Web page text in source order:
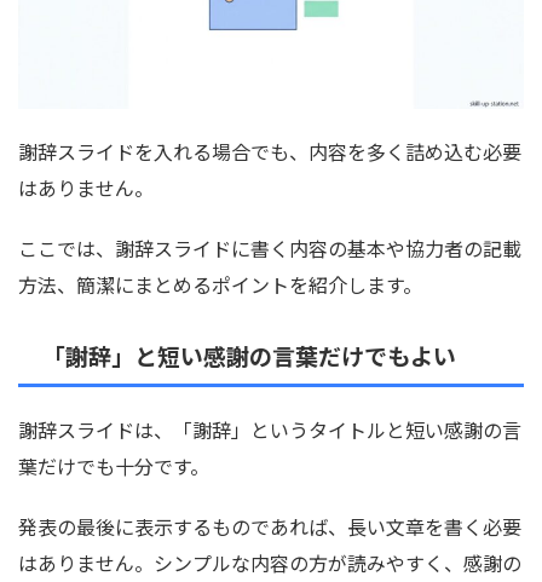
謝辞スライドを入れる場合でも、内容を多く詰め込む必要
はありません。
ここでは、謝辞スライドに書く内容の基本や協力者の記載
方法、簡潔にまとめるポイントを紹介します。
「謝辞」と短い感謝の言葉だけでもよい
謝辞スライドは、「謝辞」というタイトルと短い感謝の言
葉だけでも十分です。
発表の最後に表示するものであれば、長い文章を書く必要
はありません。シンプルな内容の方が読みやすく、感謝の